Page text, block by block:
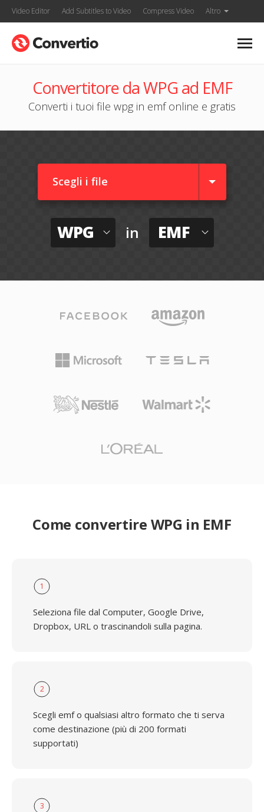
Video Editor Add Subtitles to Video Compress Video Altro
Convertitore da WPG ad EMF
Converti i tuoi file wpg in emf online e gratis
Scegli i file
WPG in EMF
Come convertire WPG in EMF
1
Seleziona file dal Computer, Google Drive,
Dropbox, URL o trascinandoli sulla pagina.
2
Scegli emf o qualsiasi altro formato che ti serva
come destinazione (più di 200 formati
supportati)
3